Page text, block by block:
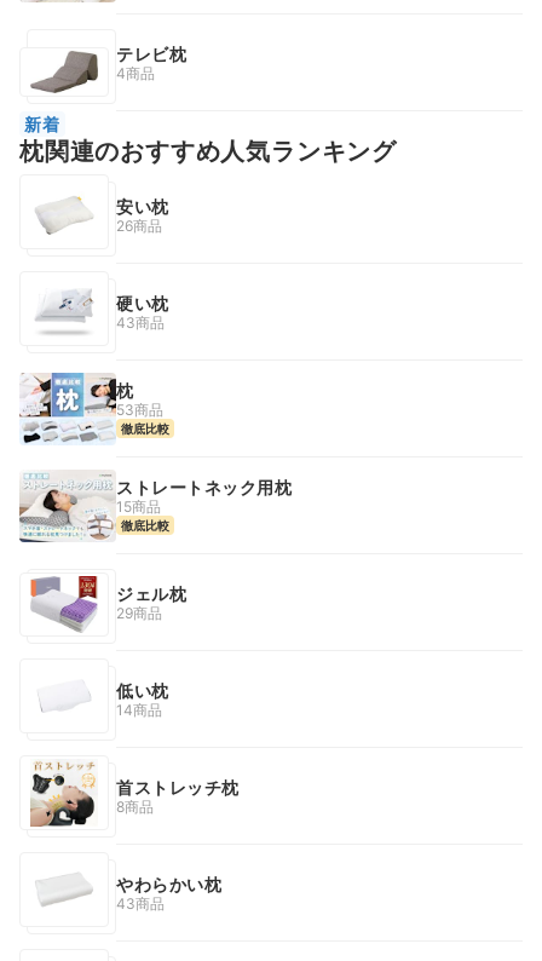
テレビ枕
4商品
新着
枕関連のおすすめ人気ランキング
安い枕
26商品
硬い枕
43商品
枕
53商品
徹底比較
ストレートネック用枕
15商品
徹底比較
ジェル枕
29商品
低い枕
14商品
首ストレッチ枕
8商品
やわらかい枕
43商品